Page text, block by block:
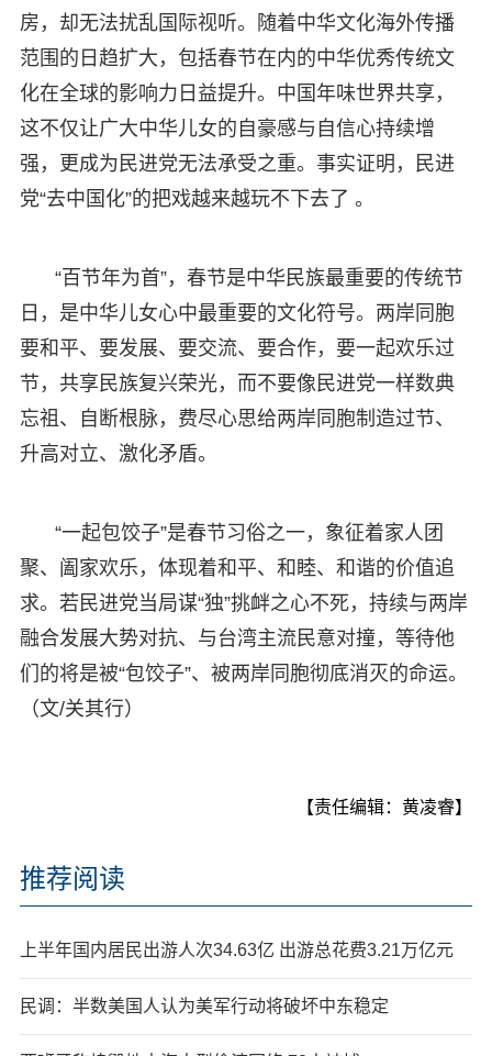
房，却无法扰乱国际视听。随着中华文化海外传播
范围的日趋扩大，包括春节在内的中华优秀传统文
化在全球的影响力日益提升。中国年味世界共享，
这不仅让广大中华儿女的自豪感与自信心持续增
强，更成为民进党无法承受之重。事实证明，民进
党“去中国化”的把戏越来越玩不下去了 。
“百节年为首”，春节是中华民族最重要的传统节
日，是中华儿女心中最重要的文化符号。两岸同胞
要和平、要发展、要交流、要合作，要一起欢乐过
节，共享民族复兴荣光，而不要像民进党一样数典
忘祖、自断根脉，费尽心思给两岸同胞制造过节、
升高对立、激化矛盾。
“一起包饺子”是春节习俗之一，象征着家人团
聚、阖家欢乐，体现着和平、和睦、和谐的价值追
求。若民进党当局谋“独”挑衅之心不死，持续与两岸
融合发展大势对抗、与台湾主流民意对撞，等待他
们的将是被“包饺子”、被两岸同胞彻底消灭的命运。
（文/关其行）
【责任编辑：黄凌睿】
推荐阅读
上半年国内居民出游人次34.63亿 出游总花费3.21万亿元
民调：半数美国人认为美军行动将破坏中东稳定